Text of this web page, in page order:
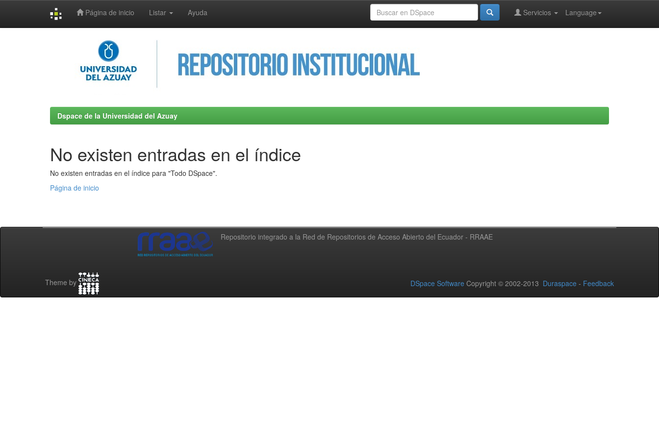
Página de inicio Listar Ayuda Language
Servicios
Dspace de la Universidad del Azuay
No existen entradas en el índice
No existen entradas en el índice para "Todo DSpace".
Página de inicio
Repositorio integrado a la Red de Repositorios de Acceso Abierto del Ecuador - RRAAE
Theme by DSpace Software Copyright © 2002-2013 Duraspace - Feedback